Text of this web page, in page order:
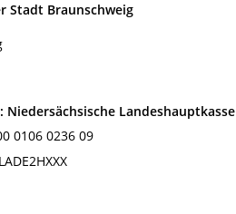
Stadt Braunschweig
Niedersächsische Landeshauptkasse
0106 0236 09